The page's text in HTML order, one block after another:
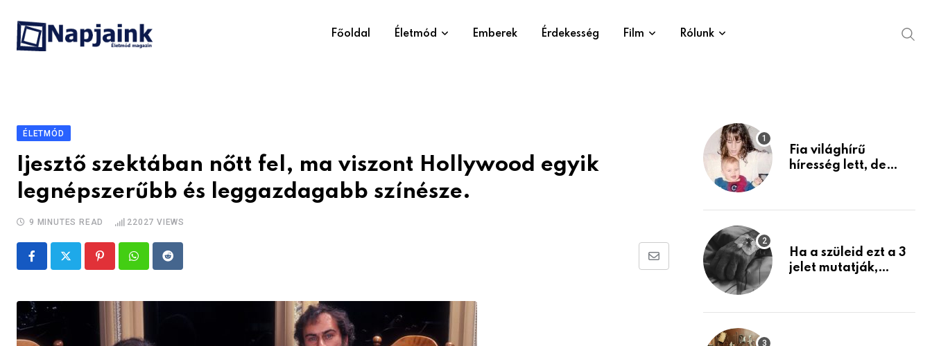
content
Főoldal Életmód Emberek Érdekesség Film Rólunk
ÉLETMÓD
Ijesztő szektában nőtt fel, ma viszont Hollywood egyik
legnépszerűbb és leggazdagabb színésze.
9 MINUTES READ 22027 VIEWS
PinterestWhatsappReddit
Share
Fia világhírű
híresség lett, de
mint azt el tudnád
Ha a szüleid ezt a 3
jelet mutatják,
Készülj fel arra, ami